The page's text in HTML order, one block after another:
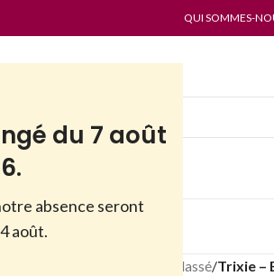
du 7 août
absence seront
août.
QUI SOMMES-
Non classé/Trixie –